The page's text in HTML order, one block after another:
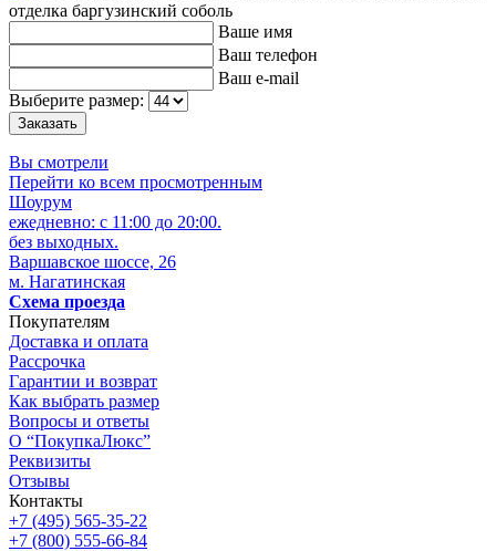
Ваше имя
Ваш телефон
Ваш e-mail
Выберите размер:
Вы смотрели
Перейти ко всем просмотренным
Шоурум
ежедневно: с 11:00 до 20:00.
без выходных.
Варшавское шоссе, 26
м. Нагатинская
Схема проезда
Покупателям
Доставка и оплата
Рассрочка
Гарантии и возврат
Как выбрать размер
Вопросы и ответы
О “ПокупкаЛюкс”
Реквизиты
Отзывы
Контакты
+7 (495) 565-35-22
+7 (800) 555-66-84